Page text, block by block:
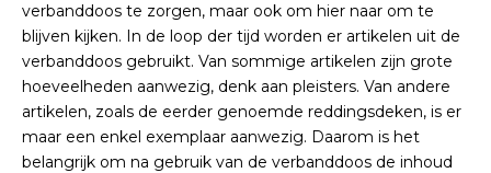
verbanddoos te zorgen, maar ook om hier naar om te
blijven kijken. In de loop der tijd worden er artikelen uit de
verbanddoos gebruikt. Van sommige artikelen zijn grote
hoeveelheden aanwezig, denk aan pleisters. Van andere
artikelen, zoals de eerder genoemde reddingsdeken, is er
maar een enkel exemplaar aanwezig. Daarom is het
belangrijk om na gebruik van de verbanddoos de inhoud